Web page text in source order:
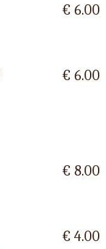
€ 6.00
€ 6.00
€ 8.00
€ 4.00